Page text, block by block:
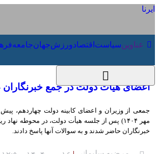
عناوین‌ سیاست اقتصاد ورزش جهان
۱۴۰۴) پس از جلسه هیأت دولت، در محوطه نهاد ریاست
حاضر شدند و به سوالات آنها پاسخ دادند.